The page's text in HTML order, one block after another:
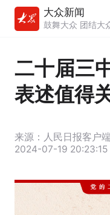
大众新闻
鼓舞大众 团结大
二十届三
表述值得
来源：人民日报客户端
2024-07-19 20:23:15